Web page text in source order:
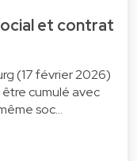
et contrat
(17 février 2026)
cumulé avec
soc…